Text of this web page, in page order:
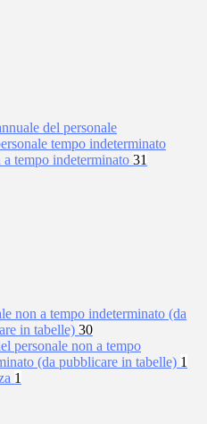
del personale
tempo indeterminato
a tempo indeterminato 31
non a tempo indeterminato (da
in tabelle) 30
personale non a tempo
(da pubblicare in tabelle) 1
1